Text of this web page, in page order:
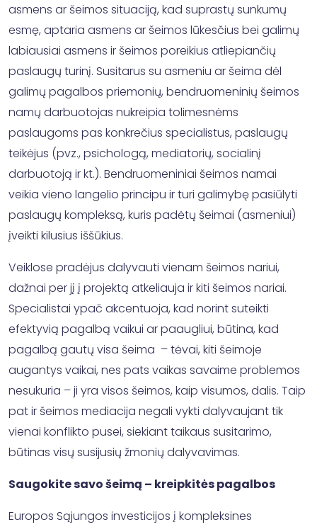
asmens ar šeimos situaciją, kad suprastų sunkumų
esmę, aptaria asmens ar šeimos lūkesčius bei galimų
labiausiai asmens ir šeimos poreikius atliepiančių
paslaugų turinį. Susitarus su asmeniu ar šeima dėl
galimų pagalbos priemonių, bendruomeninių šeimos
namų darbuotojas nukreipia tolimesnėms
paslaugoms pas konkrečius specialistus, paslaugų
teikėjus (pvz., psichologą, mediatorių, socialinį
darbuotoją ir kt.). Bendruomeniniai šeimos namai
veikia vieno langelio principu ir turi galimybę pasiūlyti
paslaugų kompleksą, kuris padėtų šeimai (asmeniui)
įveikti kilusius iššūkius.
Veiklose pradėjus dalyvauti vienam šeimos nariui,
dažnai per jį į projektą atkeliauja ir kiti šeimos nariai.
Specialistai ypač akcentuoja, kad norint suteikti
efektyvią pagalbą vaikui ar paaugliui, būtina, kad
pagalbą gautų visa šeima – tėvai, kiti šeimoje
augantys vaikai, nes pats vaikas savaime problemos
nesukuria – ji yra visos šeimos, kaip visumos, dalis. Taip
pat ir šeimos mediacija negali vykti dalyvaujant tik
vienai konflikto pusei, siekiant taikaus susitarimo,
būtinas visų susijusių žmonių dalyvavimas.
Saugokite savo šeimą – kreipkitės pagalbos
Europos Sąjungos investicijos į kompleksines